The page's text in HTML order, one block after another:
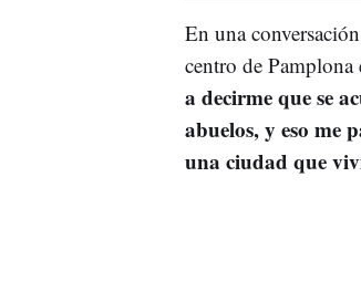
En una
centro de
a decirme que se
abuelos, y eso me
una ciudad que